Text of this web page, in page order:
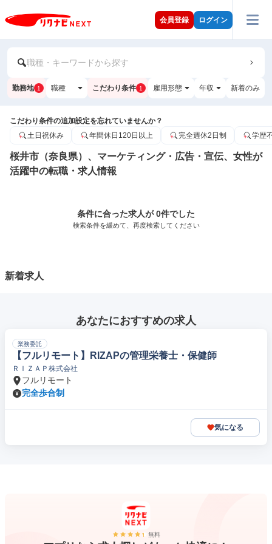
会員登録 ログイン
職種・キーワードから探す
勤務地 1 職種 こだわり条件 1 雇用形態 年収 新着のみ
こだわり条件の追加設定を忘れていませんか？
土日祝休み
年間休日120日以上 完全週休2日制 学歴
桜井市（奈良県）、マーケティング・広告・宣伝、女性が
活躍中の転職・求人情報
条件に合った求人が 0件でした
検索条件を緩めて、再度検索してください
新着求人
あなたにおすすめの求人
業務委託
【フルリモート】RIZAPの管理栄養士・保健師
ＲＩＺＡＰ株式会社
フルリモート
完全歩合制
気になる
無料